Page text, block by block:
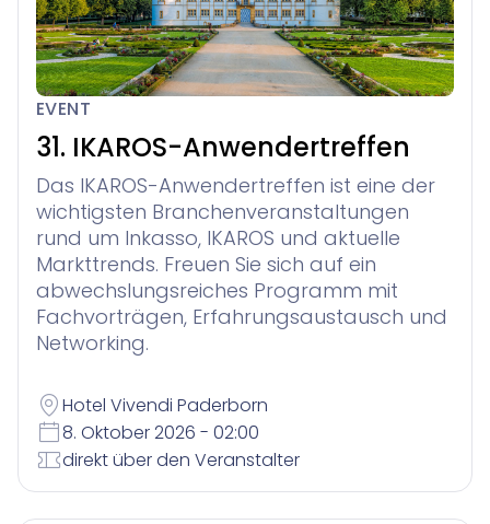
EVENT
31. IKAROS-Anwendertreffen
Das IKAROS-Anwendertreffen ist eine der
wichtigsten Branchenveranstaltungen
rund um Inkasso, IKAROS und aktuelle
Markttrends. Freuen Sie sich auf ein
abwechslungsreiches Programm mit
Fachvorträgen, Erfahrungsaustausch und
Networking.
Hotel Vivendi Paderborn
8. Oktober 2026 - 02:00
direkt über den Veranstalter